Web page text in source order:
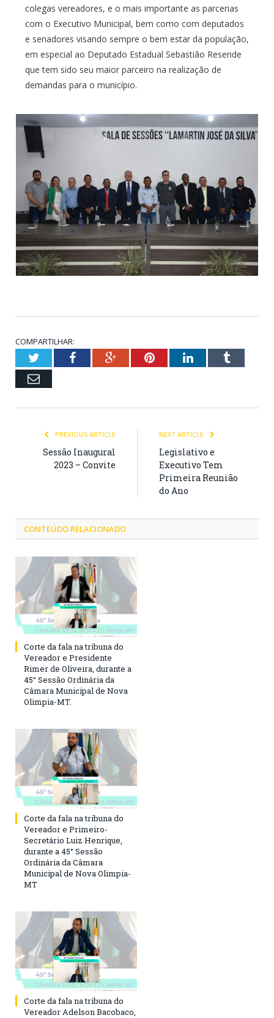
colegas vereadores, e o mais importante as parcerias
com o Executivo Municipal, bem como com deputados
e senadores visando sempre o bem estar da população,
em especial ao Deputado Estadual Sebastião Resende
que tem sido seu maior parceiro na realização de
demandas para o município.
COMPARTILHAR:
TwitterFacebookGoogle+PinterestLinkedInTumblr
Email
PREVIOUS ARTICLE
Sessão Inaugural
2023 – Convite
NEXT ARTICLE
Legislativo e
Executivo Tem
Primeira Reunião
do Ano
CONTEÚDO RELACIONADO
Corte da fala na tribuna do
Vereador e Presidente
Rimer de Oliveira, durante a
45° Sessão Ordinária da
Câmara Municipal de Nova
Olimpia-MT.
Corte da fala na tribuna do
Vereador e Primeiro-
Secretário Luiz Henrique,
durante a 45° Sessão
Ordinária da Câmara
Municipal de Nova Olimpia-
MT
Corte da fala na tribuna do
Vereador Adelson Bacobaco,